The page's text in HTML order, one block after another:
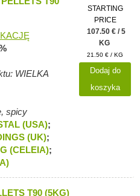
WIELKA
spicy
(USA);
(UK);
(CELEIA);
STARTING
PRICE
107.50 € / 5
KG
21.50 € / KG
Dodaj do
koszyka
T90 (5KG)